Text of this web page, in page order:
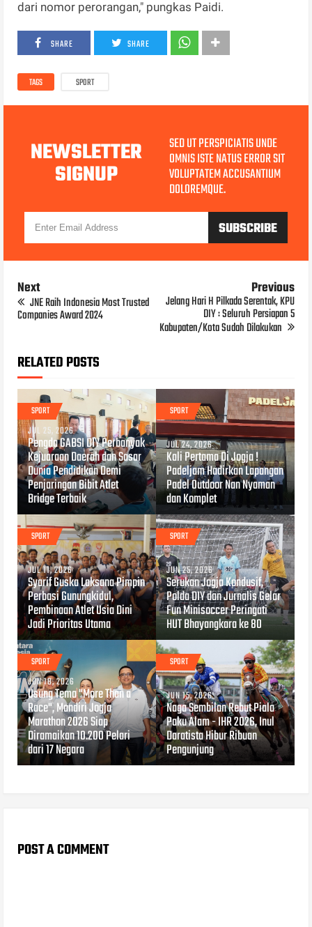
dari nomor perorangan," pungkas Paidi.
SHARE SHARE
TAGS SPORT
NEWSLETTER
SIGNUP
SED UT PERSPICIATIS UNDE
OMNIS ISTE NATUS ERROR SIT
VOLUPTATEM ACCUSANTIUM
DOLOREMQUE.
Next
JNE Raih Indonesia Most Trusted
Companies Award 2024
Previous
Jelang Hari H Pilkada Serentak, KPU
DIY : Seluruh Persiapan 5
Kabupaten/Kota Sudah Dilakukan
RELATED POSTS
SPORT
JUL 25, 2026
Pengda GABSI DIY Perbanyak
Kejuaraan Daerah dan Sasar
Dunia Pendidikan Demi
Penjaringan Bibit Atlet
Bridge Terbaik
SPORT
JUL 24, 2026
Kali Pertama Di Jogja !
Padeljam Hadirkan Lapangan
Padel Outdoor Nan Nyaman
dan Komplet
SPORT
JUL 11, 2026
Syarif Guska Laksana Pimpin
Perbasi Gunungkidul,
Pembinaan Atlet Usia Dini
Jadi Prioritas Utama
SPORT
JUN 25, 2026
Serukan Jogja Kondusif,
Polda DIY dan Jurnalis Gelar
Fun Minisoccer Peringati
HUT Bhayangkara ke 80
SPORT
JUN 18, 2026
Usung Tema "More Than a
Race", Mandiri Jogja
Marathon 2026 Siap
Diramaikan 10.200 Pelari
dari 17 Negara
SPORT
JUN 15, 2026
Naga Sembilan Rebut Piala
Paku Alam - IHR 2026, Inul
Daratista Hibur Ribuan
Pengunjung
POST A COMMENT